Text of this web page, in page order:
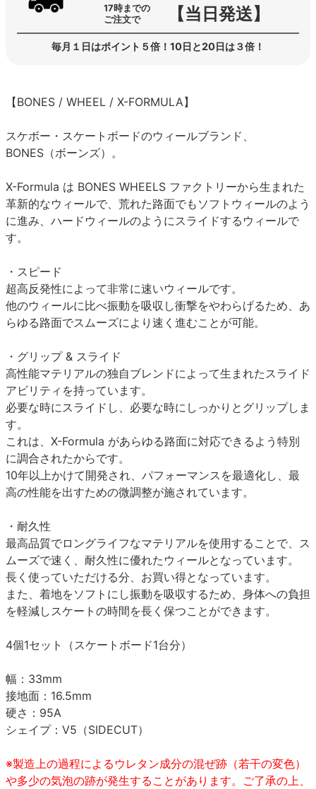
17時までの
ご注文で
【当日発送】
毎月１日はポイント５倍！10日と20日は３倍！
【BONES / WHEEL / X-FORMULA】
スケボー・スケートボードのウィールブランド、
BONES（ボーンズ）。
X-Formula は BONES WHEELS ファクトリーから生まれた
革新的なウィールで、荒れた路面でもソフトウィールのよう
に進み、ハードウィールのようにスライドするウィールで
す。
・スピード
超高反発性によって非常に速いウィールです。
他のウィールに比べ振動を吸収し衝撃をやわらげるため、あ
らゆる路面でスムーズにより速く進むことが可能。
・グリップ & スライド
高性能マテリアルの独自ブレンドによって生まれたスライド
アビリティを持っています。
必要な時にスライドし、必要な時にしっかりとグリップしま
す。
これは、X-Formula があらゆる路面に対応できるよう特別
に調合されたからです。
10年以上かけて開発され、パフォーマンスを最適化し、最
高の性能を出すための微調整が施されています。
・耐久性
最高品質でロングライフなマテリアルを使用することで、ス
ムーズで速く、耐久性に優れたウィールとなっています。
長く使っていただける分、お買い得となっています。
また、着地をソフトにし振動を吸収するため、身体への負担
を軽減しスケートの時間を長く保つことができます。
4個1セット（スケートボード1台分）
幅：33mm
接地面：16.5mm
硬さ：95A
シェイプ：V5（SIDECUT）
※製造上の過程によるウレタン成分の混ぜ跡（若干の変色）
や多少の気泡の跡が発生することがあります。ご了承の上、